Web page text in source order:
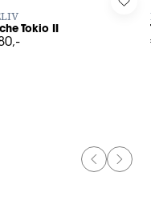
add Tasche Tokio II to
Tokio II
Log